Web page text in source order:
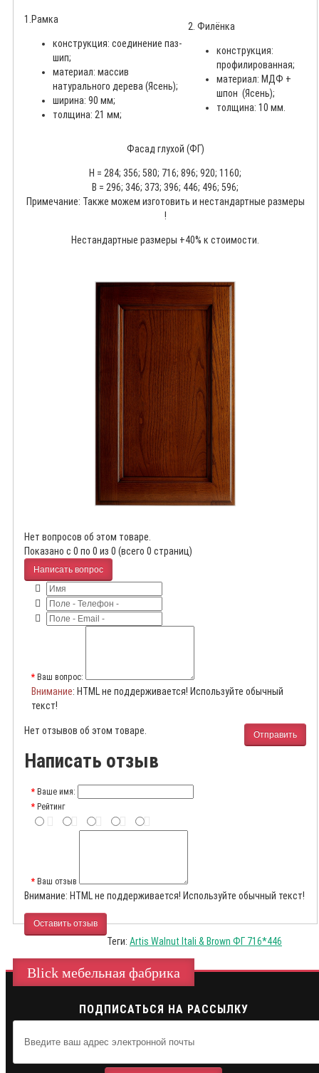
1.Рамка
конструкция: соединение паз-
шип;
материал: массив
натурального дерева (Ясень);
ширина: 90 мм;
толщина: 21 мм;
2. Филёнка
конструкция:
профилированная;
материал: МДФ +
шпон (Ясень);
толщина: 10 мм.
Фасад глухой (ФГ)
Н = 284; 356; 580; 716; 896; 920; 1160;
В = 296; 346; 373; 396; 446; 496; 596;
Примечание: Также можем изготовить и нестандартные размеры
!
Нестандартные размеры +40% к стоимости.
Нет вопросов об этом товаре.
Показано с 0 по 0 из 0 (всего 0 страниц)
Написать вопрос
Ваш вопрос:
Внимание: HTML не поддерживается! Используйте обычный
текст!
Отправить
Нет отзывов об этом товаре.
Написать отзыв
Ваше имя:
Рейтинг
Ваш отзыв
Внимание: HTML не поддерживается! Используйте обычный текст!
Оставить отзыв
Теги: Artis Walnut Itali & Brown ФГ 716*446
Blick мебельная фабрика
ПОДПИСАТЬСЯ НА РАССЫЛКУ